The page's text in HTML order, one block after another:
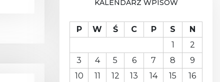
KALENDARZ WPISÓW
P W Ś C P S
N
1
2
3
4 5 6 7 8
9
10
11 12 13 14 15
16